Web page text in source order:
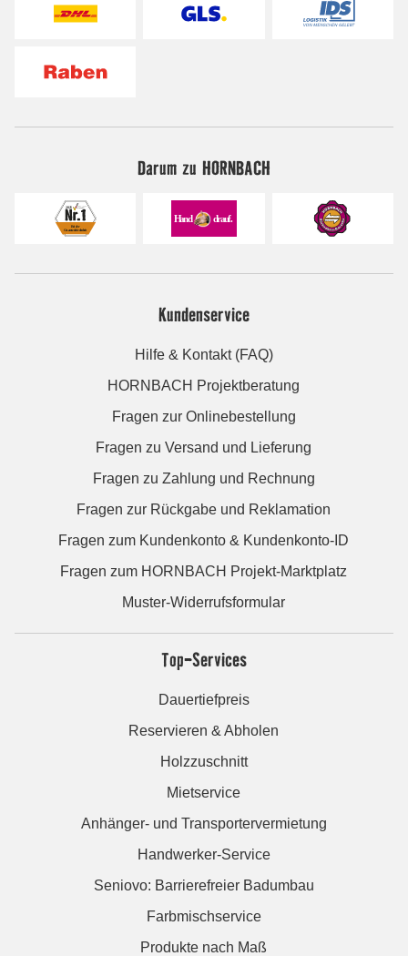
Darum zu HORNBACH
Kundenservice
Hilfe & Kontakt (FAQ)
HORNBACH Projektberatung
Fragen zur Onlinebestellung
Fragen zu Versand und Lieferung
Fragen zu Zahlung und Rechnung
Fragen zur Rückgabe und Reklamation
Fragen zum Kundenkonto & Kundenkonto-ID
Fragen zum HORNBACH Projekt-Marktplatz
Muster-Widerrufsformular
Top-Services
Dauertiefpreis
Reservieren & Abholen
Holzzuschnitt
Mietservice
Anhänger- und Transportervermietung
Handwerker-Service
Seniovo: Barrierefreier Badumbau
Farbmischservice
Produkte nach Maß